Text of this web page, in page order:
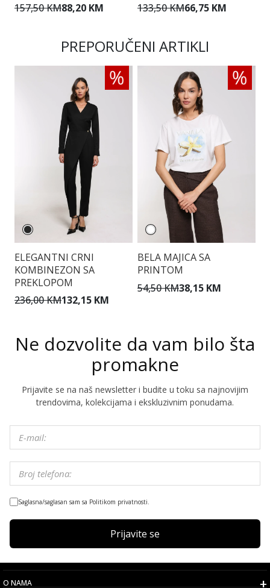
157,50 KM88,20 KM
133,50 KM66,75 KM
PREPORUČENI ARTIKLI
ELEGANTNI CRNI
KOMBINEZON SA
PREKLOPOM
236,00 KM132,15 KM
BELA MAJICA SA
PRINTOM
54,50 KM38,15 KM
Ne dozvolite da vam bilo šta
promakne
Prijavite se na naš newsletter i budite u toku sa najnovijim
trendovima, kolekcijama i ekskluzivnim ponudama.
Saglasna/saglasan sam sa Politikom privatnosti.
Prijavite se
O NAMA